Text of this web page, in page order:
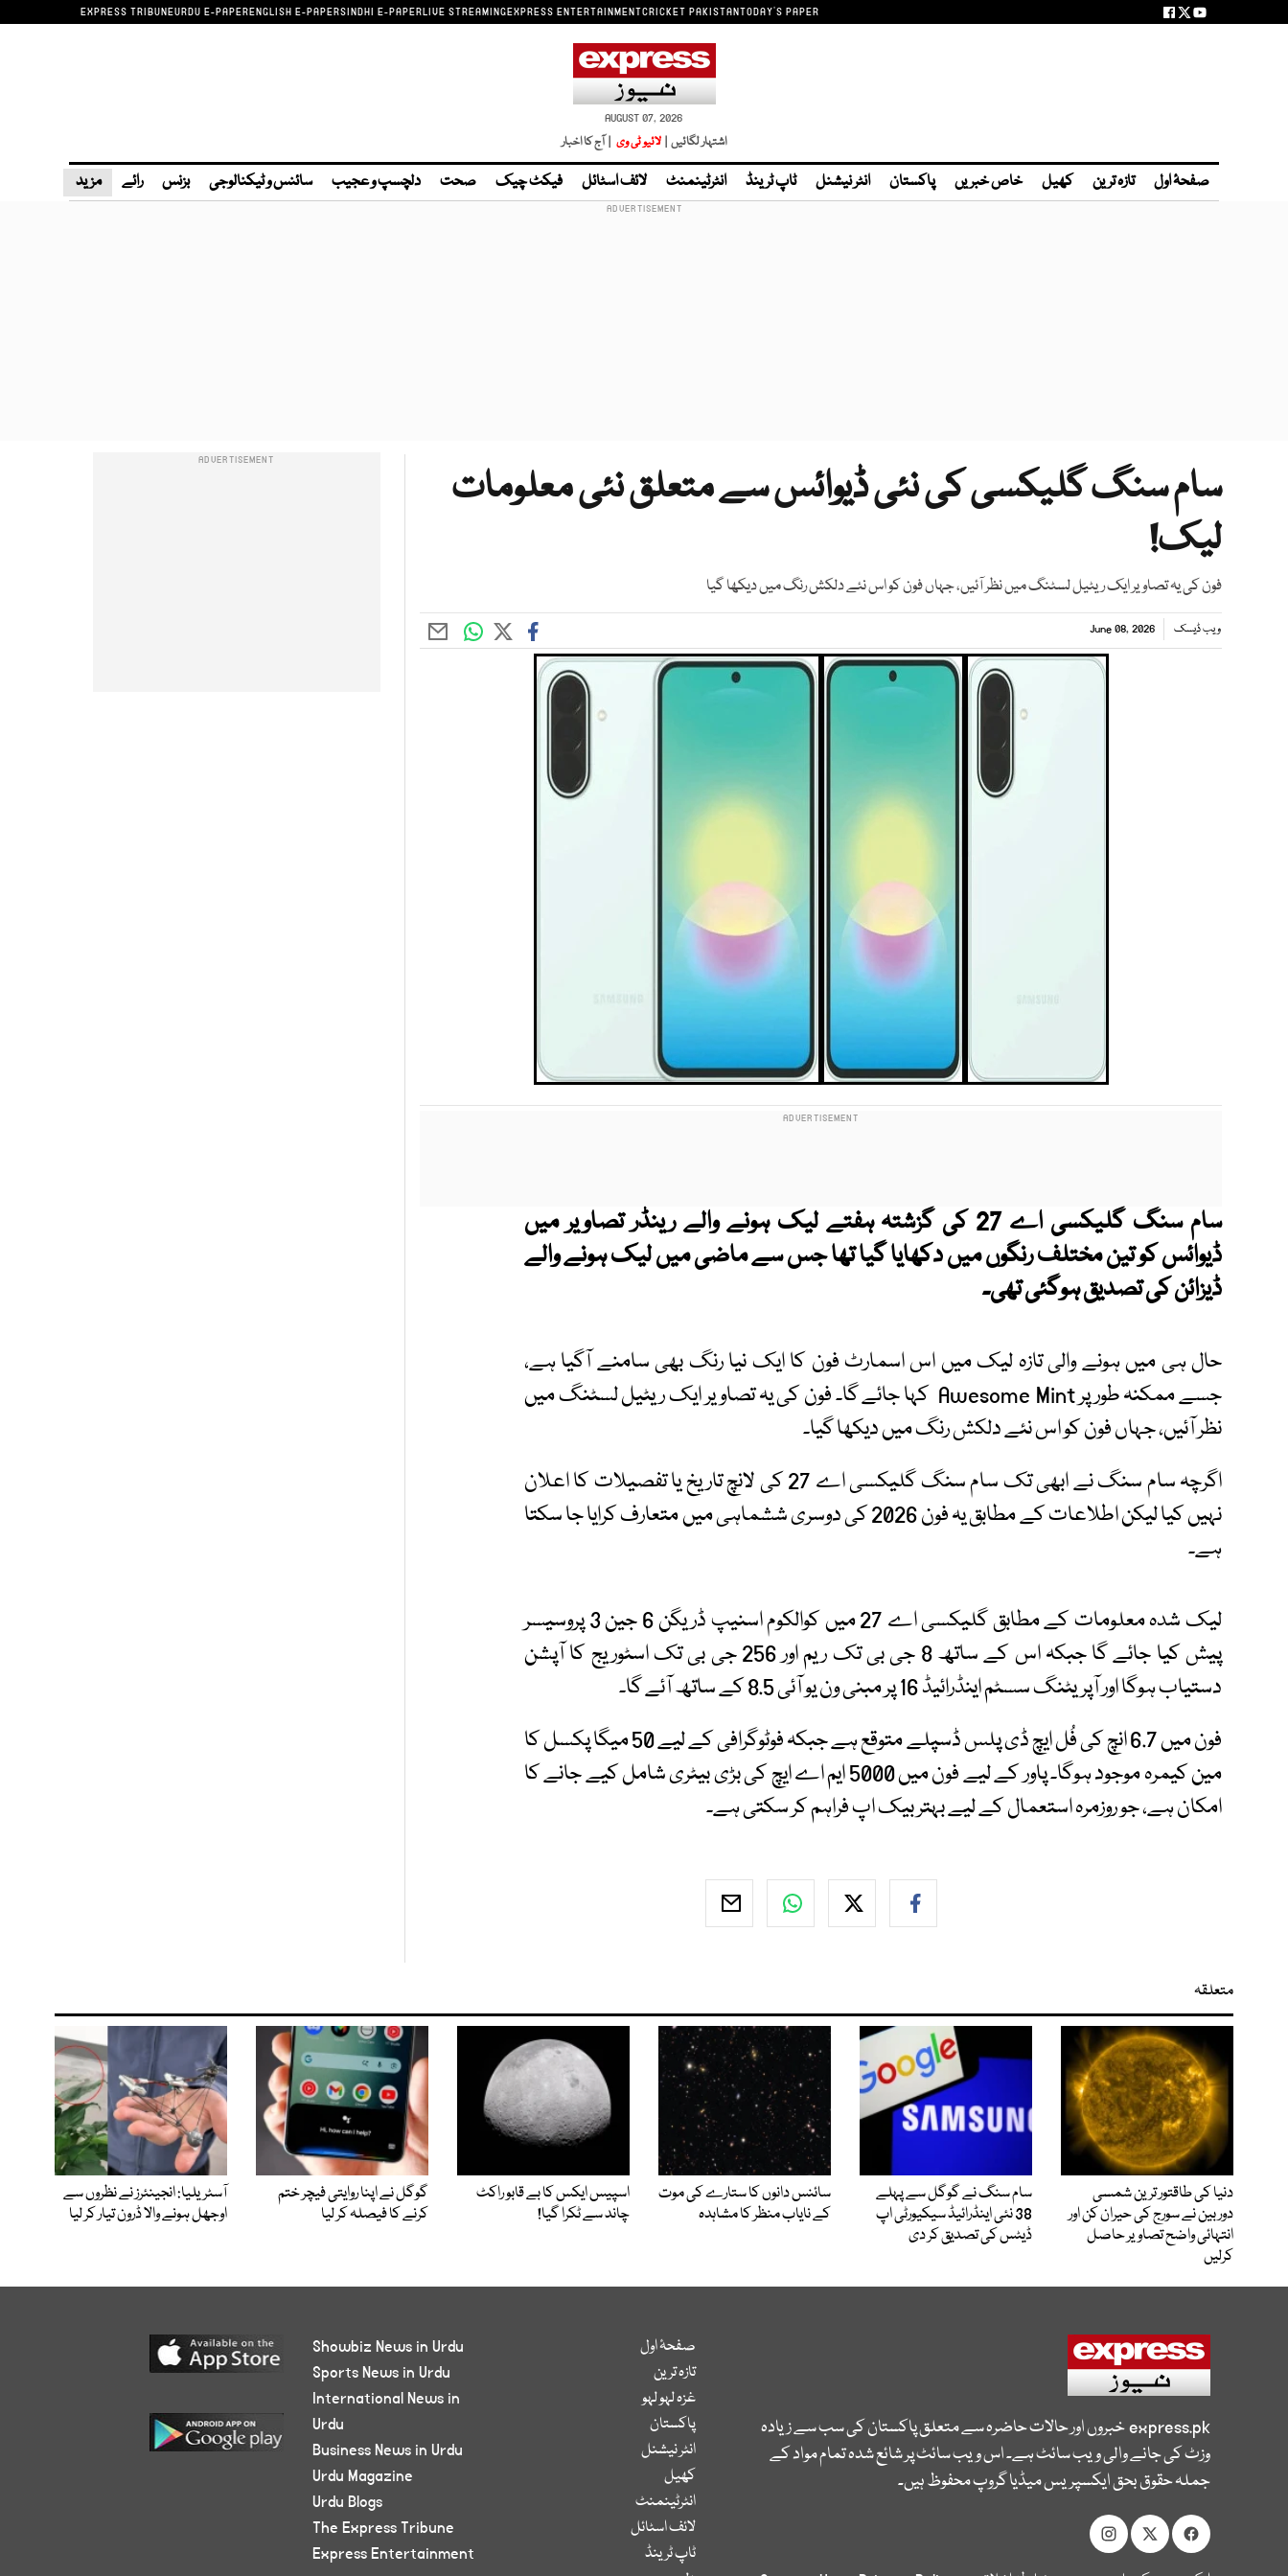
EXPRESS TRIBUNEURDU E-PAPERENGLISH E-PAPERSINDHI E-PAPERLIVE STREAMINGEXPRESS ENTERTAINMENTCRICKET PAKISTANTODAY'S PAPER
AUGUST 07, 2026
اشتہار لگائیں | لائیو ٹی وی | آج کا اخبار
صفحۂ اول تازہ ترین کھیل خاص خبریں پاکستان انٹر نیشنل ٹاپ ٹرینڈ انٹرٹینمنٹ لائف اسٹائل فیکٹ چیک صحت دلچسپ و عجیب سائنس و ٹیکنالوجی بزنس رائے مزید
سام سنگ گلیکسی کی نئی ڈیوائس سے متعلق نئی معلومات
لیک!
فون کی یہ تصاویر ایک ریٹیل لسٹنگ میں نظر آئیں، جہاں فون کو اس نئے دلکش رنگ میں دیکھا گیا
ویب ڈیسک June 08, 2026
سام سنگ گلیکسی اے 27 کی گزشتہ ہفتے لیک ہونے وال ےرینڈر تصاویر میں
ڈیوائس کو تین مختلف رنگوں میں دکھایا گیا تھا جس سے ماضی میں لیک ہونے والے
ڈیزائن کی تصدیق ہوگئی تھی۔
حال ہی میں ہونے والی تازہ لیک میں اس اسمارٹ فون کا ایک نیا رنگ بھی سامنے آگیا ہے،
جسے ممکنہ طور پر Awesome Mint کہا جائے گا۔ فون کی یہ تصاویر ایک ریٹیل لسٹنگ میں
نظر آئیں، جہاں فون کو اس نئے دلکش رنگ میں دیکھا گیا۔
اگرچہ سام سنگ نے ابھی تک سام سنگ گلیکسی اے 27 کی لانچ تاریخ یا تفصیلات کا اعلان
نہیں کیا لیکن اطلاعات کے مطابق یہ فون 2026 کی دوسری ششماہی میں متعارف کرایا جا سکتا
ہے۔
لیک شدہ معلومات کے مطابق گلیکسی اے 27 میں کوالکوم اسنیپ ڈریگن 6 جین 3 پروسیسر
پیش کیا جائے گا جبکہ اس کے ساتھ 8 جی بی تک ریم اور 256 جی بی تک اسٹوریج کا آپشن
دستیاب ہوگا اور آپریٹنگ سسٹم اینڈرائیڈ 16 پر مبنی ون یو آئی 8.5 کے ساتھ آئے گا۔
فون میں 6.7 انچ کی فُل ایچ ڈی پلس ڈسپلے متوقع ہے جبکہ فوٹوگرافی کے لیے 50 میگا پکسل کا
مین کیمرہ موجود ہوگا۔ پاور کے لیے فون میں 5000 ایم اے ایچ کی بڑی بیٹری شامل کیے جانے کا
امکان ہے، جو روزمرہ استعمال کے لیے بہتر بیک اپ فراہم کر سکتی ہے۔
متعلقہ
دنیا کی طاقتور ترین شمسی
دوربین نے سورج کی حیران کن اور
انتہائی واضح تصاویر حاصل
کرلیں
سام سنگ نے گوگل سے پہلے
38 نئی اینڈرائیڈ سیکیورٹی اپ
ڈیٹس کی تصدیق کر دی
سائنس دانوں کا ستارے کی موت
کے نایاب منظر کا مشاہدہ
اسپیس ایکس کا بے قابو راکٹ
چاند سے ٹکرا گیا!
گوگل نے اپنا روایتی فیچر ختم
کرنے کا فیصلہ کر لیا
آسٹریلیا: انجینئرز نے نظروں سے
اوجھل ہونے والا ڈرون تیار کر لیا
express.pkخبروں اور حالات حاضرہ سے متعلق پاکستان کی سب سے زیادہ
وزٹ کی جانے والی ویب سائٹ ہے۔ اس ویب سائٹ پر شائع شدہ تمام مواد کے
جملہ حقوق بحق ایکسپریس میڈیا گروپ محفوظ ہیں۔
صفحۂ اول
تازہ ترین
غزہ لہو لہو
پاکستان
انٹر نیشنل
کھیل
انٹرٹینمنٹ
لائف اسٹائل
ٹاپ ٹرینڈ
Showbiz News in Urdu
Sports News in Urdu
International News in
Urdu
Business News in Urdu
Urdu Magazine
Urdu Blogs
The Express Tribune
Express Entertainment